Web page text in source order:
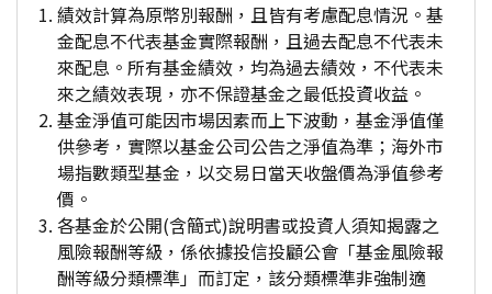
績效計算為原幣別報酬，且皆有考慮配息情況。基
金配息不代表基金實際報酬，且過去配息不代表未
來配息。所有基金績效，均為過去績效，不代表未
來之績效表現，亦不保證基金之最低投資收益。
基金淨值可能因市場因素而上下波動，基金淨值僅
供參考，實際以基金公司公告之淨值為準；海外市
場指數類型基金，以交易日當天收盤價為淨值參考
價。
各基金於公開(含簡式)說明書或投資人須知揭露之
風險報酬等級，係依據投信投顧公會「基金風險報
酬等級分類標準」而訂定，該分類標準非強制適